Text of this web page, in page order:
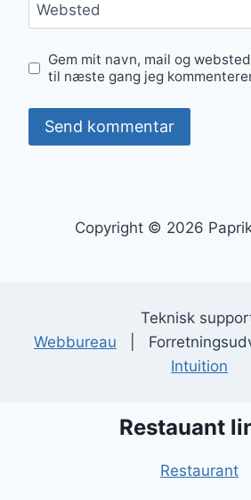
Websted
Gem mit navn, mail og
til næste gang jeg
Copyright © 2026
Teknisk
Webbureau |
Intuition
Restauant
Restaurant